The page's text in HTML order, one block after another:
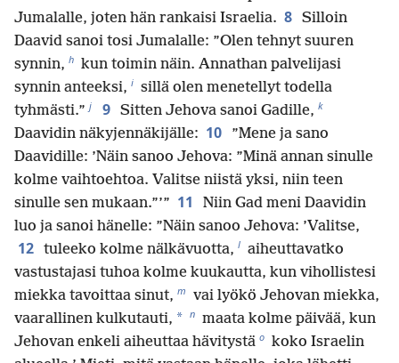
Jumalalle, joten hän rankaisi Israelia. 8 Silloin
Daavid sanoi tosi Jumalalle: ”Olen tehnyt suuren
synnin, h kun toimin näin. Annathan palvelijasi
synnin anteeksi, i sillä olen menetellyt todella
tyhmästi.” j 9 Sitten Jehova sanoi Gadille, k
Daavidin näkyjennäkijälle: 10
”Mene ja sano
Daavidille: ’Näin sanoo Jehova: ”Minä annan sinulle
kolme vaihtoehtoa. Valitse niistä yksi, niin teen
sinulle sen mukaan.”’” 11
Niin Gad meni Daavidin
luo ja sanoi hänelle: ”Näin sanoo Jehova: ’Valitse,
12 tuleeko kolme nälkävuotta, l aiheuttavatko
vastustajasi tuhoa kolme kuukautta, kun vihollistesi
miekka tavoittaa sinut, m vai lyökö Jehovan miekka,
vaarallinen kulkutauti, * n maata kolme päivää, kun
Jehovan enkeli aiheuttaa hävitystä o koko Israelin